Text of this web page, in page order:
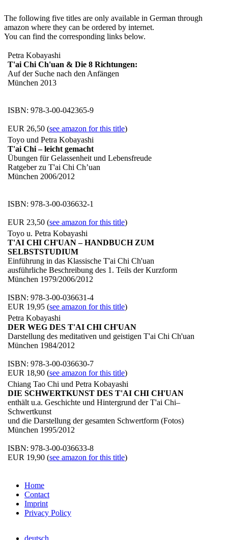
The following five titles are only available in German through
amazon where they can be ordered by internet.
You can find the corresponding links below.
Petra Kobayashi
T'ai Chi Ch'uan & Die 8 Richtungen:
Auf der Suche nach den Anfängen
München 2013
ISBN: 978-3-00-042365-9
EUR 26,50 (see amazon for this title)
Toyo und Petra Kobayashi
T'ai Chi – leicht gemacht
Übungen für Gelassenheit und Lebensfreude
Ratgeber zu T'ai Chi Ch’uan
München 2006/2012
ISBN: 978-3-00-036632-1
EUR 23,50 (see amazon for this title)
Toyo u. Petra Kobayashi
T'AI CHI CH'UAN – HANDBUCH ZUM
SELBSTSTUDIUM
Einführung in das Klassische T'ai Chi Ch'uan
ausführliche Beschreibung des 1. Teils der Kurzform
München 1979/2006/2012
ISBN: 978-3-00-036631-4
EUR 19,95 (see amazon for this title)
Petra Kobayashi
DER WEG DES T'AI CHI CH'UAN
Darstellung des meditativen und geistigen T'ai Chi Ch'uan
München 1984/2012
ISBN: 978-3-00-036630-7
EUR 18,90 (see amazon for this title)
Chiang Tao Chi und Petra Kobayashi
DIE SCHWERTKUNST DES T'AI CHI CH'UAN
enthält u.a. Geschichte und Hintergrund der T'ai Chi–
Schwertkunst
und die Darstellung der gesamten Schwertform (Fotos)
München 1995/2012
ISBN: 978-3-00-036633-8
EUR 19,90 (see amazon for this title)
Home
Contact
Imprint
Privacy Policy
deutsch